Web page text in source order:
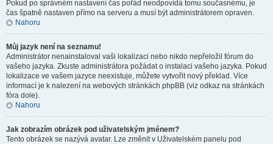
Pokud po správném nastavení čas pořád neodpovídá tomu současnému, je
čas špatně nastaven přímo na serveru a musí být administrátorem opraven.
Nahoru
Můj jazyk není na seznamu!
Administrátor nenainstaloval vaši lokalizaci nebo nikdo nepřeložil fórum do
vašeho jazyka. Zkuste administrátora požádat o instalaci vašeho jazyka. Pokud
lokalizace ve vašem jazyce neexistuje, můžete vytvořit nový překlad. Více
informací je k nalezení na webových stránkách phpBB (viz odkaz na stránkách
fóra dole).
Nahoru
Jak zobrazím obrázek pod uživatelským jménem?
Tento obrázek se nazývá avatar. Lze změnit v Uživatelském panelu pod